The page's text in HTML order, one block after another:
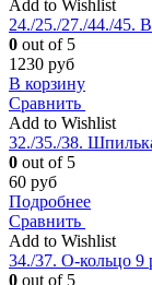
Add to Wishlist
24./25./27./44./45.
0 out of 5
1230 руб
В корзину
Сравнить
Add to Wishlist
32./35./38.
0 out of 5
60 руб
Подробнее
Сравнить
Add to Wishlist
34./37. О-кольцо 9
0 out of 5